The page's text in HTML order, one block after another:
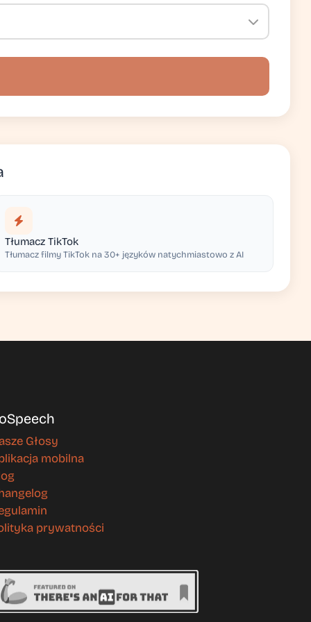
Tłumacz TikTok
Tłumacz filmy TikTok na 30+ języków natychmiastowo z AI
Głosy
mobilna
prywatności